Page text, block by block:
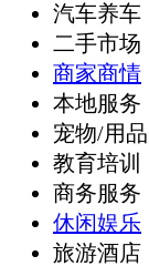
汽车养车
二手市场
商家商情
本地服务
宠物/用品
教育培训
商务服务
休闲娱乐
旅游酒店